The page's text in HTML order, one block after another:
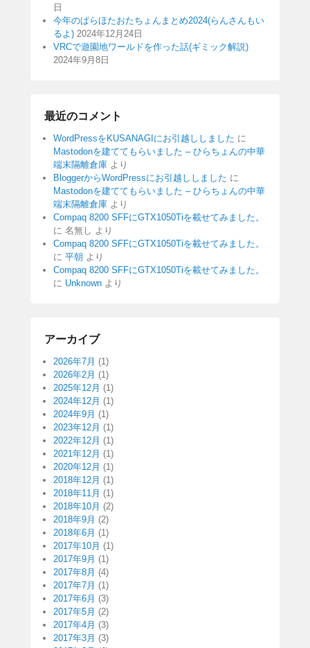
日
今年のぱらほたおたちょんまとめ2024(らんさんもい
るよ) 2024年12月24日
VRCで遊園地ワールドを作った話(ギミック解説)
2024年9月8日
最近のコメント
WordPressをKUSANAGIにお引越ししました に
Mastodonを建ててもらいました – ひらちょんの中華
端末隔離倉庫 より
BloggerからWordPressにお引越ししました に
Mastodonを建ててもらいました – ひらちょんの中華
端末隔離倉庫 より
Compaq 8200 SFFにGTX1050Tiを載せてみました。
に 名無し より
Compaq 8200 SFFにGTX1050Tiを載せてみました。
に 平朝 より
Compaq 8200 SFFにGTX1050Tiを載せてみました。
に Unknown より
アーカイブ
2026年7月 (1)
2026年2月 (1)
2025年12月 (1)
2024年12月 (1)
2024年9月 (1)
2023年12月 (1)
2022年12月 (1)
2021年12月 (1)
2020年12月 (1)
2018年12月 (1)
2018年11月 (1)
2018年10月 (2)
2018年9月 (2)
2018年6月 (1)
2017年10月 (1)
2017年9月 (1)
2017年8月 (4)
2017年7月 (1)
2017年6月 (3)
2017年5月 (2)
2017年4月 (3)
2017年3月 (3)